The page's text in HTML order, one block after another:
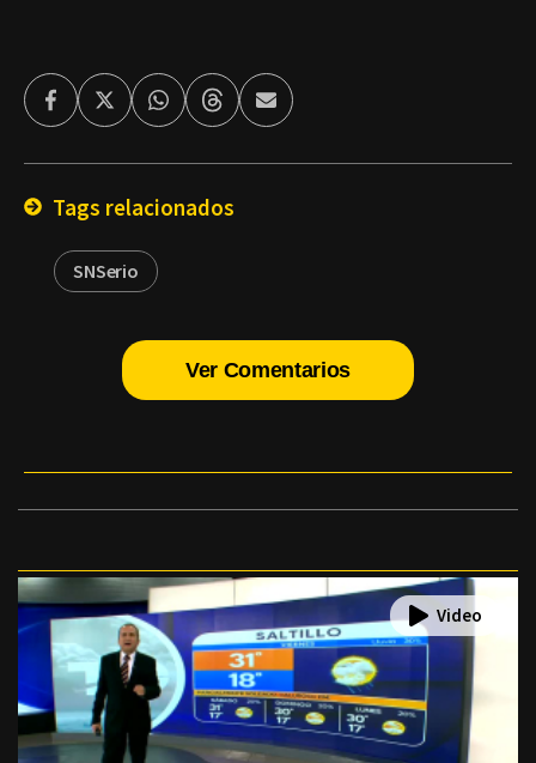
FacebookTwitterWhatsappThreadsEnviar
por
Tags relacionados
SNSerio
Ver Comentarios